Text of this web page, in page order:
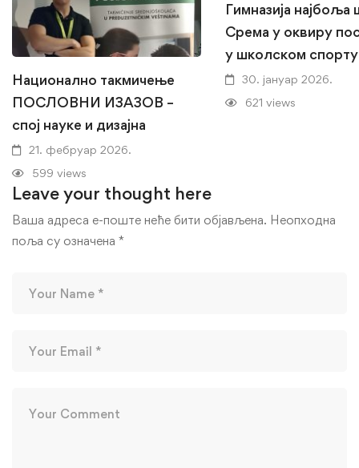
Национално такмичење
ПОСЛОВНИ ИЗАЗОВ –
спој науке и дизајна
21. фебруар 2026.
599 views
Гимназија најбоља
Срема у оквиру
у школском спорту
30. јануар 2026.
621 views
Leave your thought here
Ваша адреса е-поште неће бити објављена. Неопходна
поља су означена *